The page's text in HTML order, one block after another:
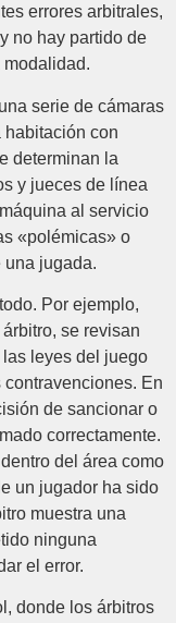
errores arbitrales,
no hay partido de
serie de cámaras
con
determinan la
y jueces de línea
al servicio
«polémicas» o
una jugada.
Por ejemplo,
se revisan
leyes del juego
En
de sancionar o
correctamente.
del área como
un jugador ha sido
muestra una
ninguna
el error.
donde los árbitros